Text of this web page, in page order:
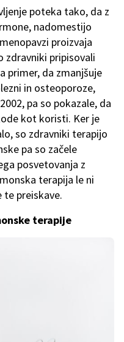
poteka tako, da z
nadomestijo
proizvaja
zdravniki pripisovali
primer, da zmanjšuje
in osteoporoze,
pa so pokazale, da
kot koristi. Ker je
so zdravniki terapijo
pa so začele
posvetovanja z
terapija le ni
preiskave.
terapije